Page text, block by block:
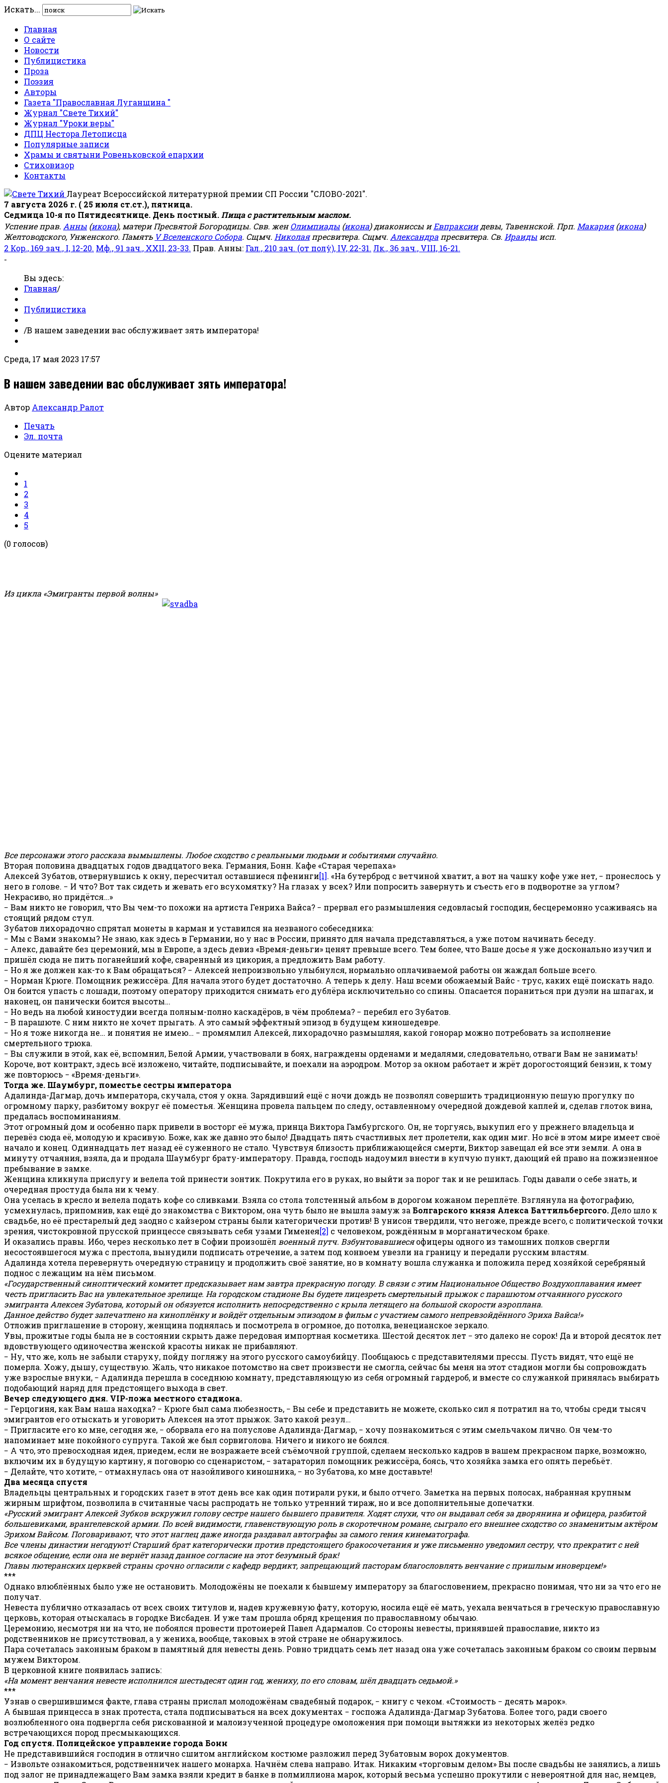
Искать...
Главная
О сайте
Новости
Публицистика
Проза
Поэзия
Авторы
Газета "Православная Луганщина "
Журнал "Свете Тихий"
Журнал "Уроки веры"
ДПЦ Нестора Летописца
Популярные записи
Храмы и святыни Ровеньковской епархии
Стиховизор
Контакты
Лауреат Всероссийской литературной премии СП России "СЛОВО-2021".
7 августа 2026 г. ( 25 июля ст.ст.), пятница.
Седмица 10-я по Пятидесятнице. День постный. Пища с растительным маслом.
Успение прав. Анны (икона), матери Пресвятой Богородицы. Свв. женОлимпиады (икона) диакониссы иЕвпраксиидевы, Тавеннской. Прп. Макария(икона)
Желтоводского, Унженского. Память V Вселенского Собора. Сщмч. Николаяпресвитера. Сщмч. Александра пресвитера. Св. Ираиды исп.
2 Кор., 169 зач., I, 12-20. Мф., 91 зач., XXII, 23-33. Прав. Анны: Гал., 210 зач. (от полу́), IV, 22-31. Лк., 36 зач., VIII, 16-21.
-
Вы здесь:
Главная/
Публицистика
/В нашем заведении вас обслуживает зять императора!
Среда, 17 мая 2023 17:57
В нашем заведении вас обслуживает зять императора!
Автор Александр Ралот
Печать
Эл. почта
Оцените материал
1
2
3
4
5
(0 голосов)
Из цикла «Эмигранты первой волны»
Все персонажи этого рассказа вымышлены. Любое сходство с реальными людьми и событиями случайно.
Вторая половина двадцатых годов двадцатого века. Германия, Бонн. Кафе «Старая черепаха»
Алексей Зубатов, отвернувшись к окну, пересчитал оставшиеся пфенинги[1]. «На бутерброд с ветчиной хватит, а вот на чашку кофе уже нет, − пронеслось у
него в голове. − И что? Вот так сидеть и жевать его всухомятку? На глазах у всех? Или попросить завернуть и съесть его в подворотне за углом?
Некрасиво, но придётся…»
− Вам никто не говорил, что Вы чем-то похожи на артиста Генриха Вайса? − прервал его размышления седовласый господин, бесцеремонно усаживаясь на
стоящий рядом стул.
Зубатов лихорадочно спрятал монеты в карман и уставился на незваного собеседника:
− Мы с Вами знакомы? Не знаю, как здесь в Германии, но у нас в России, принято для начала представляться, а уже потом начинать беседу.
− Алекс, давайте без церемоний, мы в Европе, а здесь девиз «Время-деньги» ценят превыше всего. Тем более, что Ваше досье я уже досконально изучил и
пришёл сюда не пить поганейший кофе, сваренный из цикория, а предложить Вам работу.
− Но я же должен как-то к Вам обращаться? − Алексей непроизвольно улыбнулся, нормально оплачиваемой работы он жаждал больше всего.
− Норман Крюге. Помощник режиссёра. Для начала этого будет достаточно. А теперь к делу. Наш всеми обожаемый Вайс - трус, каких ещё поискать надо.
Он боится упасть с лошади, поэтому оператору приходится снимать его дублёра исключительно со спины. Опасается пораниться при дуэли на шпагах, и
наконец, он панически боится высоты…
− Но ведь на любой киностудии всегда полным-полно каскадёров, в чём проблема? − перебил его Зубатов.
− В парашюте. С ним никто не хочет прыгать. А это самый эффектный эпизод в будущем киношедевре.
− Но я тоже никогда не… и понятия не имею… − промямлил Алексей, лихорадочно размышляя, какой гонорар можно потребовать за исполнение
смертельного трюка.
− Вы служили в этой, как её, вспомнил, Белой Армии, участвовали в боях, награждены орденами и медалями, следовательно, отваги Вам не занимать!
Короче, вот контракт, здесь всё изложено, читайте, подписывайте, и поехали на аэродром. Мотор за окном работает и жрёт дорогостоящий бензин, к тому
же повторюсь − «Время-деньги».
Тогда же. Шаумбург, поместье сестры императора
Адалинда-Дагмар, дочь императора, скучала, стоя у окна. Зарядивший ещё с ночи дождь не позволял совершить традиционную пешую прогулку по
огромному парку, разбитому вокруг её поместья. Женщина провела пальцем по следу, оставленному очередной дождевой каплей и, сделав глоток вина,
предалась воспоминаниям.
Этот огромный дом и особенно парк привели в восторг её мужа, принца Виктора Гамбургского. Он, не торгуясь, выкупил его у прежнего владельца и
перевёз сюда её, молодую и красивую. Боже, как же давно это было! Двадцать пять счастливых лет пролетели, как один миг. Но всё в этом мире имеет своё
начало и конец. Одиннадцать лет назад её суженного не стало. Чувствуя близость приближающейся смерти, Виктор завещал ей все эти земли. А она в
минуту отчаяния, взяла, да и продала Шаумбург брату-императору. Правда, господь надоумил внести в купчую пункт, дающий ей право на пожизненное
пребывание в замке.
Женщина кликнула прислугу и велела той принести зонтик. Покрутила его в руках, но выйти за порог так и не решилась. Годы давали о себе знать, и
очередная простуда была ни к чему.
Она уселась в кресло и велела подать кофе со сливками. Взяла со стола толстенный альбом в дорогом кожаном переплёте. Взглянула на фотографию,
усмехнулась, припомнив, как ещё до знакомства с Виктором, она чуть было не вышла замуж за Болгарского князя Алекса Баттильбергсого. Дело шло к
свадьбе, но её престарелый дед заодно с кайзером страны были категорически против! В унисон твердили, что негоже, прежде всего, с политической точки
зрения, чистокровной прусской принцессе связывать себя узами Гименея[2] с человеком, рождённым в морганатическом браке.
И оказались правы. Ибо, через несколько лет в Софии произошёл военный путч. Взбунтовавшиесяофицеры одного из тамошних полков свергли
несостоявшегося мужа с престола, вынудили подписать отречение, а затем под конвоем увезли на границу и передали русским властям.
Адалинда хотела перевернуть очередную страницу и продолжить своё занятие, но в комнату вошла служанка и положила перед хозяйкой серебряный
поднос с лежащим на нём письмом.
«Государственный синоптический комитет предсказывает нам завтра прекрасную погоду. В связи с этим Национальное Общество Воздухоплавания имеет
честь пригласить Вас на увлекательное зрелище. На городском стадионе Вы будете лицезреть смертельный прыжок с парашютом отчаянного русского
эмигранта Алексея Зубатова, который он обязуется исполнить непосредственно с крыла летящего на большой скорости аэроплана.
Данное действо будет запечатлено на киноплёнку и войдёт отдельным эпизодом в фильм с участием самого непревзойдённого Эриха Вайса!»
Отложив приглашение в сторону, женщина поднялась и посмотрела в огромное, до потолка, венецианское зеркало.
Увы, прожитые годы была не в состоянии скрыть даже передовая импортная косметика. Шестой десяток лет − это далеко не сорок! Да и второй десяток лет
вдовствующего одиночества женской красоты никак не прибавляют.
− Ну, что же, коль не забыли старуху, пойду погляжу на этого русского самоубийцу. Пообщаюсь с представителями прессы. Пусть видят, что ещё не
померла. Хожу, дышу, существую. Жаль, что никакое потомство на свет произвести не смогла, сейчас бы меня на этот стадион могли бы сопровождать
уже взрослые внуки, − Адалинда перешла в соседнюю комнату, представляющую из себя огромный гардероб, и вместе со служанкой принялась выбирать
подобающий наряд для предстоящего выхода в свет.
Вечер следующего дня. VIP-ложа местного стадиона.
− Герцогиня, как Вам наша находка? − Крюге был сама любезность, − Вы себе и представить не можете, сколько сил я потратил на то, чтобы среди тысяч
эмигрантов его отыскать и уговорить Алексея на этот прыжок. Зато какой резул…
− Пригласите его ко мне, сегодня же, − оборвала его на полуслове Адалинда-Дагмар, − хочу познакомиться с этим смельчаком лично. Он чем-то
напоминает мне покойного супруга. Такой же был сорвиголова. Ничего и никого не боялся.
− А что, это превосходная идея, приедем, если не возражаете всей съёмочной группой, сделаем несколько кадров в вашем прекрасном парке, возможно,
включим их в будущую картину, я поговорю со сценаристом, − затараторил помощник режиссёра, боясь, что хозяйка замка его опять перебьёт.
− Делайте, что хотите, − отмахнулась она от назойливого киношника, − но Зубатова, ко мне доставьте!
Два месяца спустя
Владельцы центральных и городских газет в этот день все как один потирали руки, и было отчего. Заметка на первых полосах, набранная крупным
жирным шрифтом, позволила в считанные часы распродать не только утренний тираж, но и все дополнительные допечатки.
«Русский эмигрант Алексей Зубков вскружил голову сестре нашего бывшего правителя. Ходят слухи, что он выдавал себя за дворянина и офицера, разбитой
большевиками, врангелевской армии. По всей видимости, главенствующую роль в скоротечном романе, сыграло его внешнее сходство со знаменитым актёром
Эрихом Вайсом. Поговаривают, что этот наглец даже иногда раздавал автографы за самого гения кинематографа.
Все члены династии негодуют! Старший брат категорически против предстоящего бракосочетания и уже письменно уведомил сестру, что прекратит с ней
всякое общение, если она не вернёт назад данное согласие на этот безумный брак!
Главы лютеранских церквей страны срочно огласили с кафедр вердикт, запрещающий пасторам благословлять венчание с пришлым иноверцем!»
***
Однако влюблённых было уже не остановить. Молодожёны не поехали к бывшему императору за благословением, прекрасно понимая, что ни за что его не
получат.
Невеста публично отказалась от всех своих титулов и, надев кружевную фату, которую, носила ещё её мать, уехала венчаться в греческую православную
церковь, которая отыскалась в городке Висбаден. И уже там прошла обряд крещения по православному обычаю.
Церемонию, несмотря ни на что, не побоялся провести протоиерей Павел Адармалов. Со стороны невесты, принявшей православие, никто из
родственников не присутствовал, а у жениха, вообще, таковых в этой стране не обнаружилось.
Пара сочеталась законным браком в памятный для невесты день. Ровно тридцать семь лет назад она уже сочеталась законным браком со своим первым
мужем Виктором.
В церковной книге появилась запись:
«На момент венчания невесте исполнился шестьдесят один год, жениху, по его словам, шёл двадцать седьмой.»
***
Узнав о свершившимся факте, глава страны прислал молодожёнам свадебный подарок, − книгу с чеком. «Стоимость − десять марок».
А бывшая принцесса в знак протеста, стала подписываться на всех документах − госпожа Адалинда-Дагмар Зубатова. Более того, ради своего
возлюбленного она подвергла себя рискованной и малоизученной процедуре омоложения при помощи вытяжки из некоторых желёз редко
встречающихся пород пресмыкающихся.
Год спустя. Полицейское управление города Бонн
Не представившийся господин в отлично сшитом английском костюме разложил перед Зубатовым ворох документов.
− Извольте ознакомиться, родственничек нашего монарха. Начнём слева направо. Итак. Никаким «торговым делом» Вы после свадьбы не занялись, а лишь
под залог не принадлежащего Вам замка взяли кредит в банке в полмиллиона марок, который весьма успешно прокутили с невероятной для нас, немцев,